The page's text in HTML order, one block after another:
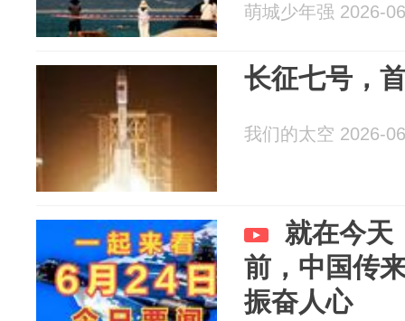
萌城少年强 2026-
长征七号，
我们的太空 2026-
就在今天
前，中国传
振奋人心